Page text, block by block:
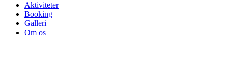
Aktiviteter
Booking
Galleri
Om os